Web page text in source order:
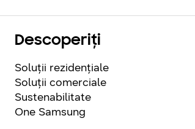
Descoperiți
Soluții rezidențiale
Soluții comerciale
Sustenabilitate
One Samsung